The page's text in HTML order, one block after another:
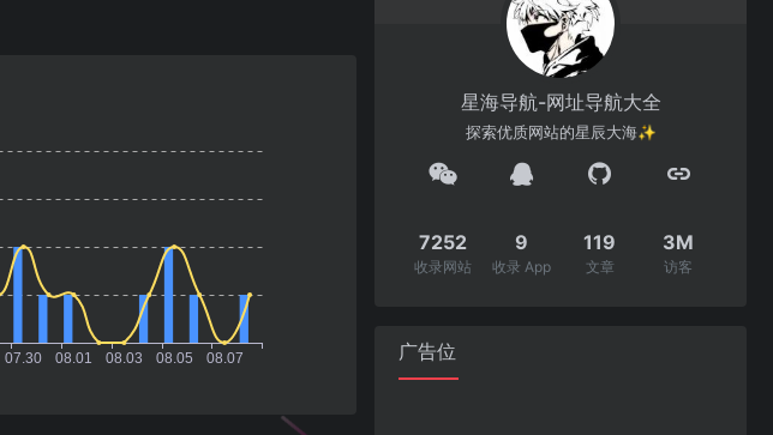
星海导航-网址导航大全
探索优质网站的星辰大海✨
7252
收录网站
9
收录 App
119
文章
3M
访客
广告位